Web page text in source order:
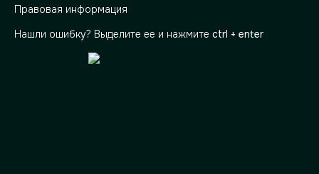
Правовая информация
Нашли ошибку? Выделите ее и нажмите ctrl + enter